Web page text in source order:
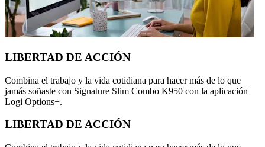
LIBERTAD DE ACCIÓN
Combina el trabajo y la vida cotidiana para hacer más de lo que
jamás soñaste con Signature Slim Combo K950 con la aplicación
Logi Options+.
LIBERTAD DE ACCIÓN